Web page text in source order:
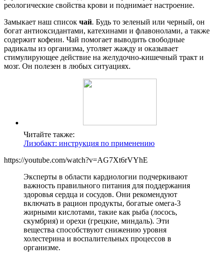
реологические свойства крови и поднимает настроение.
Замыкает наш список чай. Будь то зеленый или черный, он
богат антиоксидантами, катехинами и флавонолами, а также
содержит кофеин. Чай помогает выводить свободные
радикалы из организма, утоляет жажду и оказывает
стимулирующее действие на желудочно-кишечный тракт и
мозг. Он полезен в любых ситуациях.
Читайте также:
Лизобакт: инструкция по применению
https://youtube.com/watch?v=AG7Xt6rVYhE
Эксперты в области кардиологии подчеркивают
важность правильного питания для поддержания
здоровья сердца и сосудов. Они рекомендуют
включать в рацион продукты, богатые омега-3
жирными кислотами, такие как рыба (лосось,
скумбрия) и орехи (грецкие, миндаль). Эти
вещества способствуют снижению уровня
холестерина и воспалительных процессов в
организме.